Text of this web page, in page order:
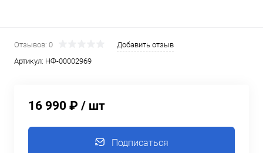
Отзывов: 0
Добавить отзыв
Артикул: НФ-00002969
16 990 ₽ / шт
Подписаться